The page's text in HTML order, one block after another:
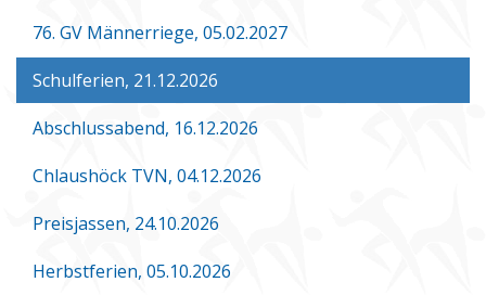
76. GV Männerriege, 05.02.2027
Schulferien, 21.12.2026
Abschlussabend, 16.12.2026
Chlaushöck TVN, 04.12.2026
Preisjassen, 24.10.2026
Herbstferien, 05.10.2026